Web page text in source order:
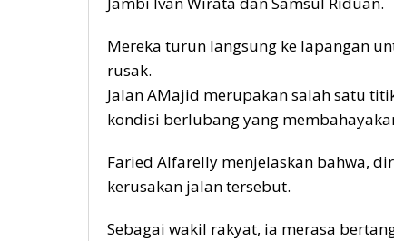
Mereka turun langsung ke lapangan
rusak.
Jalan AMajid merupakan salah satu
kondisi berlubang yang
Faried Alfarelly menjelaskan bahwa,
kerusakan jalan tersebut.
Sebagai wakil rakyat, ia merasa